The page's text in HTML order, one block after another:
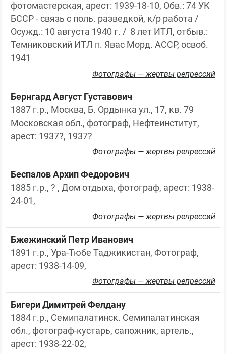
фотомастерская, арест: 1939-18-10, Обв.: 74 УК
БССР - связь с поль. разведкой, к/р работа /
Осужд.: 10 августа 1940 г. /  8 лет ИТЛ, отбыв.:
Темниковский ИТЛ п. Явас Морд. АССР, освоб.
1941
Фотографы — жертвы репрессий
Бернгард Август Густавович
1887 г.р., Москва, Б. Ордынка ул., 17, кв. 79
Московская обл., фотограф, Нефтеинститут,
арест: 1937?, 1937?
Фотографы — жертвы репрессий
Беспалов Архип Федорович
1885 г.р., ? , Дом отдыха, фотограф, арест: 1938-
24-01,
Фотографы — жертвы репрессий
Бжежинский Петр Иванович
1891 г.р., Ура-Тюбе Таджикистан, Фотограф,
арест: 1938-14-09,
Фотографы — жертвы репрессий
Бигери Димитрей Фелдану
1884 г.р., Семипалатинск. Семипалатинская
обл., фотограф-кустарь, сапожник, артель.,
арест: 1938-22-02,